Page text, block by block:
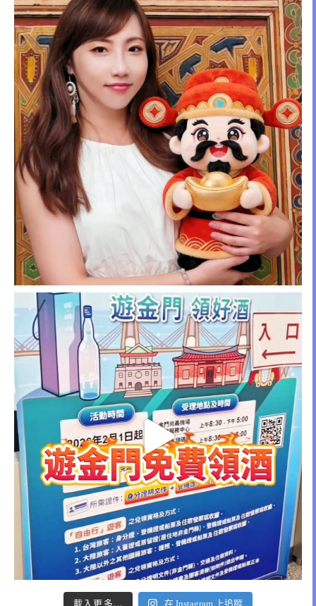
載入更多... 在 Instagram 上追蹤